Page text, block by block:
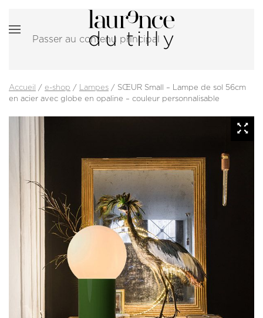
Passer au contenu principal
Accueil / e-shop / Lampes / SŒUR Small – Lampe de sol 56cm
en acier avec globe en opaline – couleur personnalisable